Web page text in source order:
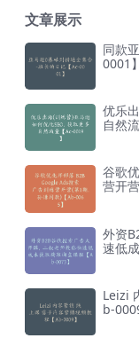
文章展示
同款
0001】
优乐
自然
谷歌
营开
外资
速低
Leizi
b-